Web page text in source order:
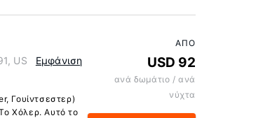
US
Εμφάνιση
Γουίντσεστερ)
Χόλερ. Αυτό το
ΑΠΌ
USD 92
ανά δωμάτιο / ανά
νύχτα